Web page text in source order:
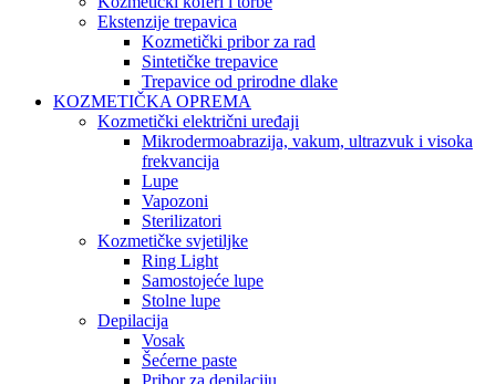
Ekstenzije trepavica
Kozmetički pribor za rad
Sintetičke trepavice
Trepavice od prirodne dlake
KOZMETIČKA OPREMA
Kozmetički električni uređaji
Mikrodermoabrazija, vakum, ultrazvuk i visoka
frekvancija
Lupe
Vapozoni
Sterilizatori
Kozmetičke svjetiljke
Ring Light
Samostojeće lupe
Stolne lupe
Depilacija
Vosak
Šećerne paste
Pribor za depilaciju